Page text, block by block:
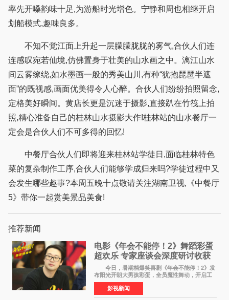
率先开嗓韵味十足,为游船时光增色。宁静和周也相继开启
划船模式,趣味良多。
不知不觉江面上升起一层朦朦胧胧的雾气,合伙人们连
连感叹宛若仙境,仿佛置身于壮美的山水画之中。漓江山水
间云雾缭绕,如水墨画一般的秀美山川,有种“犹抱琵琶半遮
面”的既视感,画面优美得令人心醉。合伙人们纷纷拍照留念,
定格美好瞬间。黄店长更是沉迷于摄影,直接趴在竹筏上拍
照,精心准备自己的桂林山水摄影大作!桂林站的山水餐厅一
定会是合伙人们不可多得的回忆!
中餐厅合伙人们即将迎来桂林站学徒日,面临桂林特色
菜的复杂制作工序,合伙人们能够学成归来吗?学徒过程中又
会发生哪些趣事?本周五晚十点敬请关注湖南卫视,《中餐厅
5》带你一起赏美景品美食!
推荐新闻
电影《年会不能停！2》舞蹈彩蛋
超欢乐 专家座谈会深度研讨收获
满满
今日，暑期档爆笑喜剧《年会不能停！2》发
布阳光开朗大男孩彩蛋，全员魔性舞动，开启工
位狂欢模式。影片于昨日同步举办专家座谈会，
导演董润年、总制片人应萝佳出席现场，与一众
业内、学界专家
影视新闻